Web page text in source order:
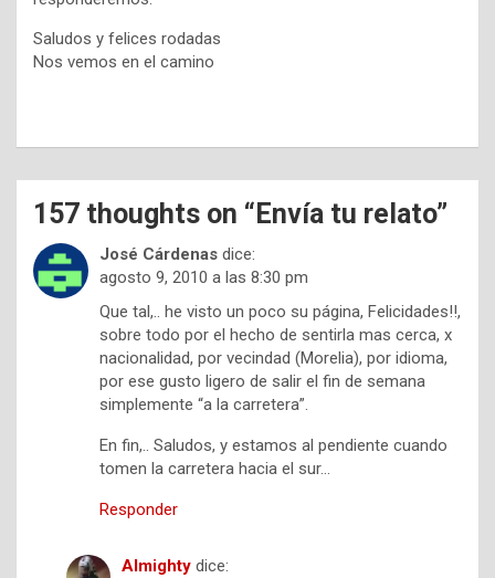
Saludos y felices rodadas
Nos vemos en el camino
157 thoughts on “ Envía tu relato”
José Cárdenas dice:
agosto 9, 2010 a las 8:30 pm
Que tal,.. he visto un poco su página, Felicidades!!,
sobre todo por el hecho de sentirla mas cerca, x
nacionalidad, por vecindad (Morelia), por idioma,
por ese gusto ligero de salir el fin de semana
simplemente “a la carretera”.
En fin,.. Saludos, y estamos al pendiente cuando
tomen la carretera hacia el sur…
Responder
Almighty dice: